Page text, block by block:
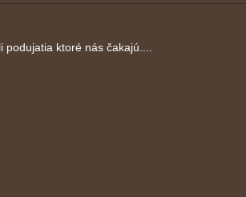
ktoré nás čakajú....